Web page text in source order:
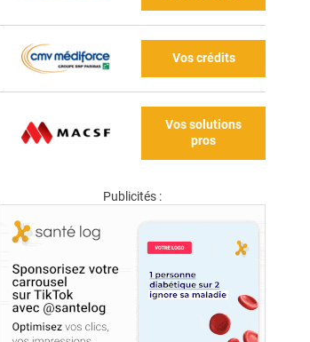
Vos crédits
Vos solutions
pros
Publicités :